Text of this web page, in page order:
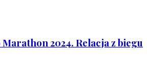
2024. Relacja z biegu